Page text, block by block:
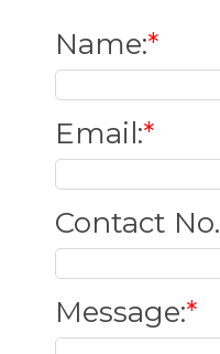
Name:*
Email:*
Contact No.
Message:*